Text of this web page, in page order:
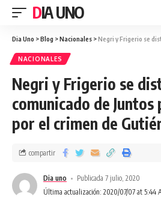
DIA UNO
Dia Uno >Blog >Nacionales >Negri y Frigerio se distanciaron del
NACIONALES
Negri y Frigerio se
comunicado de Juntos
por el crimen de
Última actualización: 2020/07/07 at 5:44
Dia uno Publicada 7 julio, 2020
compartir